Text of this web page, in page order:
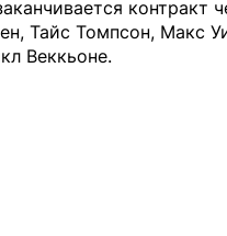
контракт
Тайс Томпсон, Макс
Веккьоне.